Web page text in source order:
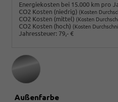
Energiekosten bei 15.000 km pro
CO2 Kosten (niedrig) (Kosten
CO2 Kosten (mittel) (Kosten
CO2 Kosten (hoch) (Kosten
Jahressteuer: 79,- €
Außenfarbe